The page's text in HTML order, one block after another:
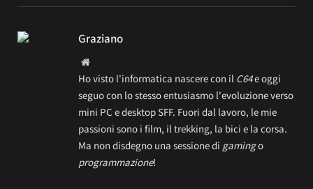
Graziano
Website
Ho visto l'informatica nascere con il C64e oggi
seguo con lo stesso entusiasmo l'evoluzione verso
mini PC e desktop SFF. Fuori dal lavoro, le mie
passioni sono i film, il trekking, la bici e la corsa.
Ma non disdegno una sessione di gamingo
programmazione!